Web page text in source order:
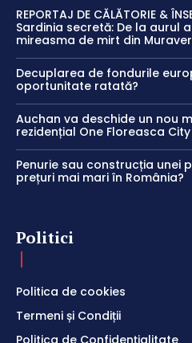
REPORTAJ DE CĂLĂTORIE &
Sardinia secretă: De la aurul
mireasma de mirt din
Decuplarea de fondurile
oportunitate ratată?
Auchan va deschide un nou
rezidențial One Floreasca City
Penurie sau construcția unei
prețuri mai mari în România?
Politici
Politica de cookies
Termeni și Condiții